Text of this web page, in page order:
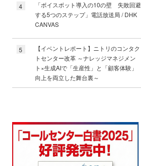
4
「ボイスボット導入の10の壁 失敗回避
する5つのステップ」電話放送局 / DHK
CANVAS
5
【イベントレポート】ニトリのコンタク
トセンター改革 ～ナレッジマネジメン
ト×生成AIで「生産性」と「顧客体験」
向上を両立した舞台裏～